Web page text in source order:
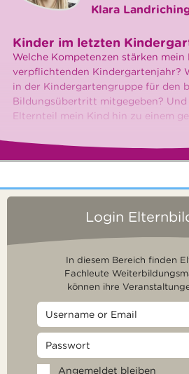
Klara
Kinder im letzten
Welche Kompetenzen stärken
verpflichtenden Kindergartenjahr?
in der Kindergartengruppe für den
Bildungsübertritt mitgegeben? Und
Elternteil mein Kind hin zu einem
Login
In diesem Bereich finden
Fachleute
können ihre
Angemeldet bleiben